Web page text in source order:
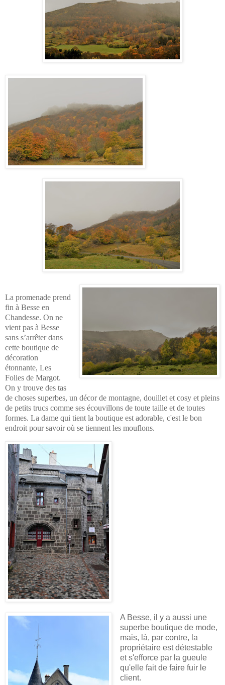
La promenade prend
fin à Besse en
Chandesse. On ne
vient pas à Besse
sans s’arrêter dans
cette boutique de
décoration
étonnante, Les
Folies de Margot.
On y trouve des tas
de choses superbes, un décor de montagne, douillet et cosy et pleins
de petits trucs comme ses écouvillons de toute taille et de toutes
formes. La dame qui tient la boutique est adorable, c'est le bon
endroit pour savoir où se tiennent les mouflons.
A Besse, il y a aussi une
superbe boutique de mode,
mais, là, par contre, la
propriétaire est détestable
et s'efforce par la gueule
qu'elle fait de faire fuir le
client.